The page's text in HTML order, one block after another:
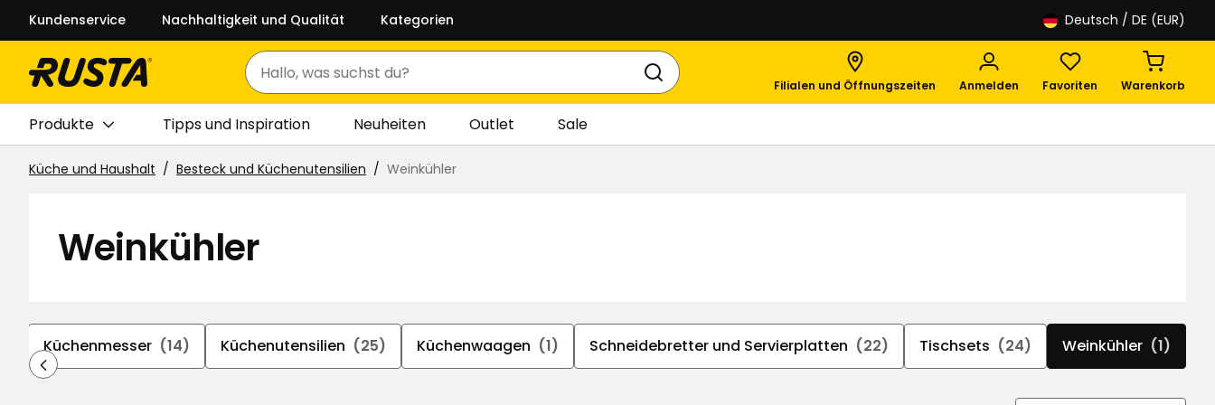
Kundenservice Nachhaltigkeit und Qualität Kategorien Deutsch / DE (EUR)
Suchen Filialen und Öffnungszeiten Anmelden Favoriten Warenkorb
Produkte Tipps und Inspiration Neuheiten Outlet Sale
Küche und Haushalt Besteck und Küchenutensilien Weinkühler
Weinkühler
Küchenmesser (14) Küchenutensilien (25) Küchenwaagen (1) Schneidebretter und Servierplatten (22) Tischsets (24) Weinkühler (1)